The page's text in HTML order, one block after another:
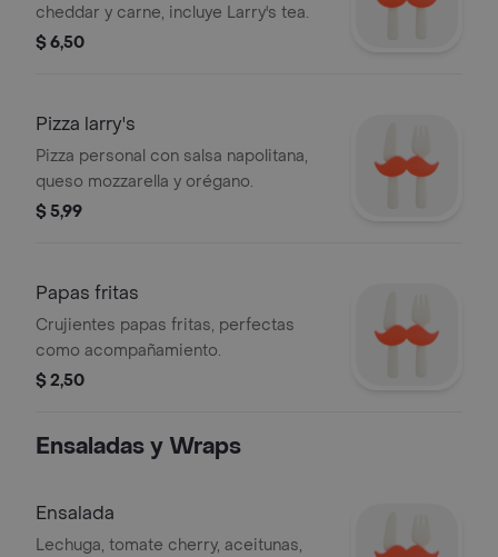
cheddar y carne, incluye Larry's tea.
$ 6,50
Pizza larry's
Pizza personal con salsa napolitana,
queso mozzarella y orégano.
$ 5,99
Papas fritas
Crujientes papas fritas, perfectas
como acompañamiento.
$ 2,50
Ensaladas y Wraps
Ensalada
Lechuga, tomate cherry, aceitunas,